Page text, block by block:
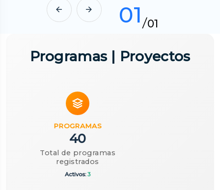
01 /01
Programas | Proyectos
PROGRAMAS
40
Total de programas
registrados
Activos:3